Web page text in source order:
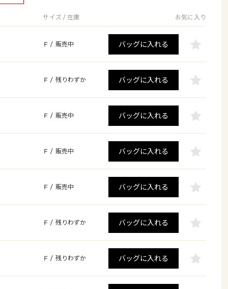
サイズ / 在庫 お気に入り
F / 販売中 バッグに入れる
F / 残りわずか バッグに入れる
F / 販売中 バッグに入れる
F / 販売中 バッグに入れる
F / 販売中 バッグに入れる
F / 残りわずか バッグに入れる
F / 残りわずか バッグに入れる